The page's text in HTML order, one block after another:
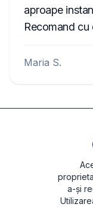
aproape
Recomand cu
Maria S.
a-și